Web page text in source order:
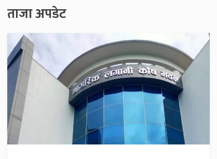
ताजा अपडेट